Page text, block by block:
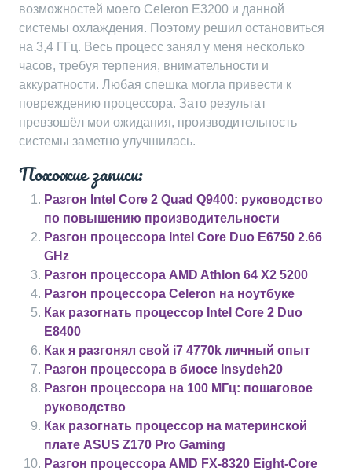
возможностей моего Celeron E3200 и данной
системы охлаждения. Поэтому решил остановиться
на 3,4 ГГц. Весь процесс занял у меня несколько
часов, требуя терпения, внимательности и
аккуратности. Любая спешка могла привести к
повреждению процессора. Зато результат
превзошёл мои ожидания, производительность
системы заметно улучшилась.
Похожие записи:
Разгон Intel Core 2 Quad Q9400: руководство
по повышению производительности
Разгон процессора Intel Core Duo E6750 2.66
GHz
Разгон процессора AMD Athlon 64 X2 5200
Разгон процессора Celeron на ноутбуке
Как разогнать процессор Intel Core 2 Duo
E8400
Как я разгонял свой i7 4770k личный опыт
Разгон процессора в биосе Insydeh20
Разгон процессора на 100 МГц: пошаговое
руководство
Как разогнать процессор на материнской
плате ASUS Z170 Pro Gaming
Разгон процессора AMD FX-8320 Eight-Core